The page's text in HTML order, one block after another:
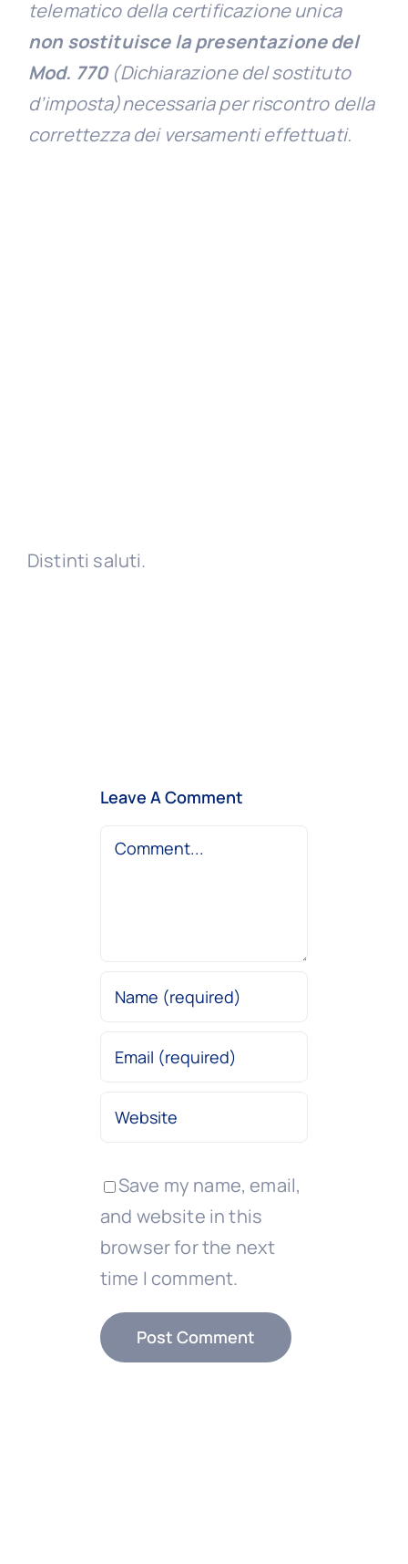
telematico della certificazione unica
non sostituisce la presentazione del
Mod. 770(Dichiarazione del sostituto
d’imposta)necessaria per riscontro della
correttezza dei versamenti effettuati.
Distinti saluti.
Leave A Comment
Comment
Save my name, email,
and website in this
browser for the next
time I comment.